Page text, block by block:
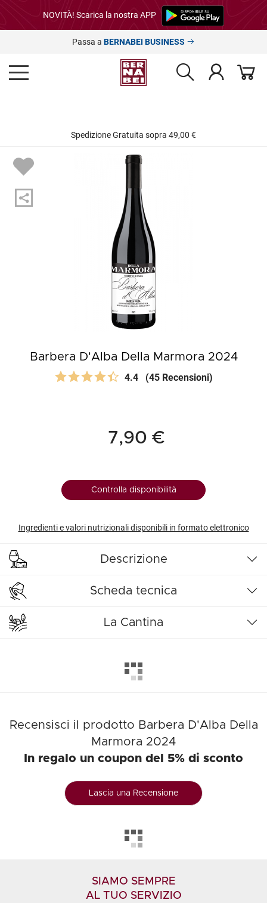
NOVITÀ! Scarica la nostra APP
Passa a BERNABEI BUSINESS
Spedizione Gratuita sopra 49,00 €
Barbera D'Alba Della Marmora 2024
4.4 (45 Recensioni)
7,90 €
Controlla disponibilità
Ingredienti e valori nutrizionali disponibili in formato elettronico
Descrizione
Scheda tecnica
La Cantina
Recensisci il prodotto Barbera D'Alba Della
Marmora 2024
In regalo un coupon del 5% di sconto
Lascia una Recensione
SIAMO SEMPRE
AL TUO SERVIZIO